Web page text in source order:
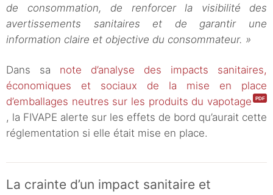
de consommation, de renforcer la visibilité des
avertissements sanitaires et de garantir une
information claire et objective du consommateur. »
Dans sa note d’analyse des impacts sanitaires,
économiques et sociaux de la mise en place
d’emballages neutres sur les produits du vapotage
, la FIVAPE alerte sur les effets de bord qu’aurait cette
réglementation si elle était mise en place.
La crainte d’un impact sanitaire et